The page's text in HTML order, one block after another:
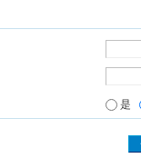
是